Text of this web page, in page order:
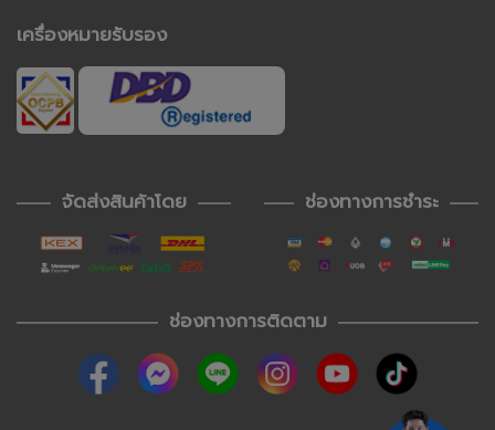
เครื่องหมายรับรอง
จัดส่งสินค้าโดย ช่องทางการชำระ
ช่องทางการติดตาม